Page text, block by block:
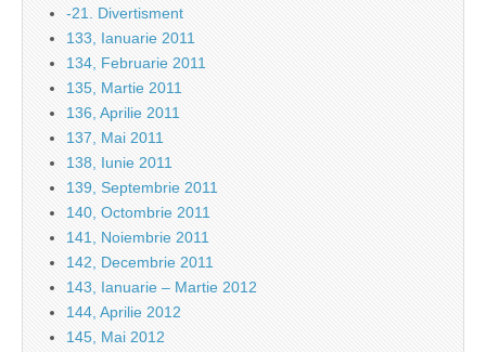
-21. Divertisment
133, Ianuarie 2011
134, Februarie 2011
135, Martie 2011
136, Aprilie 2011
137, Mai 2011
138, Iunie 2011
139, Septembrie 2011
140, Octombrie 2011
141, Noiembrie 2011
142, Decembrie 2011
143, Ianuarie – Martie 2012
144, Aprilie 2012
145, Mai 2012